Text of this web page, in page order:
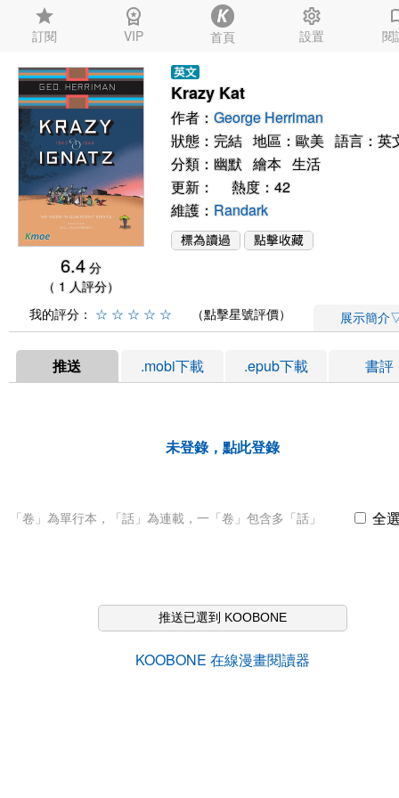
star
訂閱
workspace_premium
VIP 首頁
settings
設置 閱
6.4 分
（ 1 人評分）
Krazy Kat
作者： George Herriman
狀態：完結 地區：歐美 語言：英
分類： 幽默 繪本 生活
更新： 熱度：42
維護： Randark
我的評分： ☆ ☆ ☆ ☆ ☆ （點擊星號評價） 展示簡介
推送 .mobi下載 .epub下載 書評
未登錄，點此登錄
「卷」為單行本，「話」為連載，一「卷」包含多「話」 全
推送已選到 KOOBONE
KOOBONE 在線漫畫閱讀器